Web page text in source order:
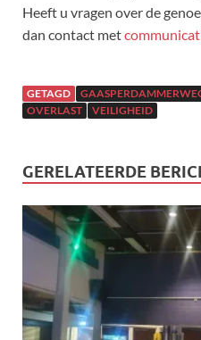
Heeft u vragen over de
dan contact met
GETAGD
OVERLAST
VEILIGHEID
GERELATEERDE